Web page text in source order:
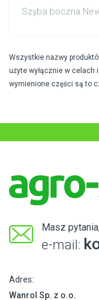
Szyba boczna
Wszystkie nazwy
użyte wyłącznie w celach
wymienione części są to
Masz
e-mail:
Adres:
Wanrol Sp. z o.o.